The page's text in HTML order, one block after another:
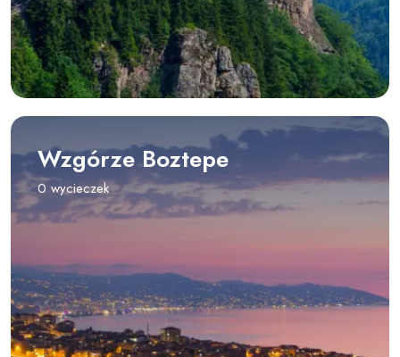
Wzgórze Boztepe
0 wycieczek